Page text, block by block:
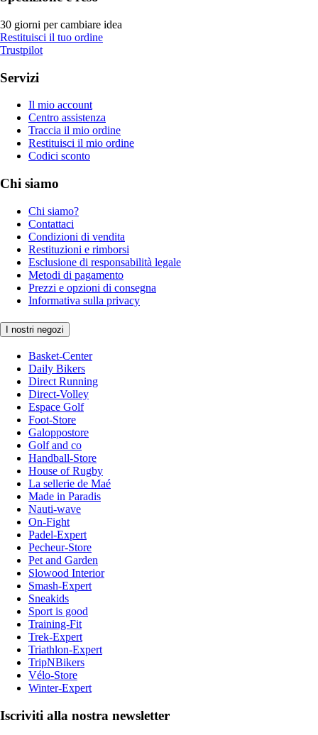
30 giorni per cambiare idea
Restituisci il tuo ordine
Trustpilot
Servizi
Il mio account
Centro assistenza
Traccia il mio ordine
Restituisci il mio ordine
Codici sconto
Chi siamo
Chi siamo?
Contattaci
Condizioni di vendita
Restituzioni e rimborsi
Esclusione di responsabilità legale
Metodi di pagamento
Prezzi e opzioni di consegna
Informativa sulla privacy
I nostri negozi
Basket-Center
Daily Bikers
Direct Running
Direct-Volley
Espace Golf
Foot-Store
Galoppostore
Golf and co
Handball-Store
House of Rugby
La sellerie de Maé
Made in Paradis
Nauti-wave
On-Fight
Padel-Expert
Pecheur-Store
Pet and Garden
Slowood Interior
Smash-Expert
Sneakids
Sport is good
Training-Fit
Trek-Expert
Triathlon-Expert
TripNBikers
Vélo-Store
Winter-Expert
Iscriviti alla nostra newsletter